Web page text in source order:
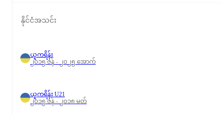
နိုင်ငံအသင်း
ယူကရိန်း
၂၀၁၅ ဇန် - ၂၀၂၅ အောက်
ယူကရိန်း U21
၂၀၁၅ ဇန် - ၂၀၁၈ မတ်